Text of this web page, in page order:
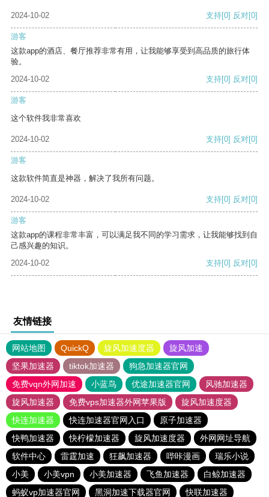
2024-10-02 支持[0] 反对[0]
游客
这款app的酒店、餐厅推荐非常有用，让我能够享受到高品质的旅行体
验。
2024-10-02
支持[0] 反对[0]
游客
这个软件我非常喜欢
2024-10-02 支持[0] 反对[0]
游客
这款软件简直是神器，解决了我所有问题。
2024-10-02 支持[0] 反对[0]
游客
这款app的课程非常丰富，可以满足我不同的学习需求，让我能够找到自
己感兴趣的知识。
2024-10-02
支持[0] 反对[0]
友情链接
网站地图 QuickQ 旋风加速度器
旋风加速
坚果加速器
tiktok加速器
狗急加速器官网
免费vqn外网加速
小蓝鸟 优途加速器官网
风驰加速器
旋风加速器
免费vps加速器外网苹果版
旋风加速度器
快连加速器
快连加速器官网入口
原子加速器
快鸭加速器
快柠檬加速器 旋风加速度器
外网网址导航
软件中心
雷霆加速 狂飙加速器 哔咔漫画
瑞乐小说
小美
小美vpn 小美加速器 飞鱼加速器
白鲸加速器
蚂蚁vp加速器官网
黑洞加速下载器官网 快联加速器